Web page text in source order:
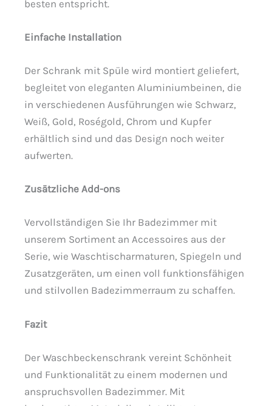
besten entspricht.
Einfache Installation
Der Schrank mit Spüle wird montiert geliefert,
begleitet von eleganten Aluminiumbeinen, die
in verschiedenen Ausführungen wie Schwarz,
Weiß, Gold, Roségold, Chrom und Kupfer
erhältlich sind und das Design noch weiter
aufwerten.
Zusätzliche Add-ons
Vervollständigen Sie Ihr Badezimmer mit
unserem Sortiment an Accessoires aus der
Serie, wie Waschtischarmaturen, Spiegeln und
Zusatzgeräten, um einen voll funktionsfähigen
und stilvollen Badezimmerraum zu schaffen.
Fazit
Der Waschbeckenschrank vereint Schönheit
und Funktionalität zu einem modernen und
anspruchsvollen Badezimmer. Mit